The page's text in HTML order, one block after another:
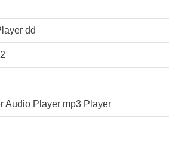
dd
Audio Player mp3 Player